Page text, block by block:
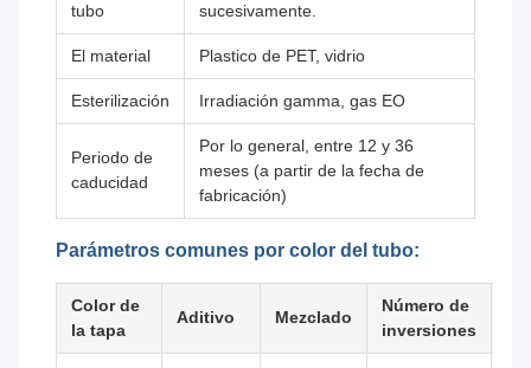
tubo
sucesivamente.
El material Plastico de PET, vidrio
Esterilización Irradiación gamma, gas EO
Periodo de
caducidad
Por lo general, entre 12 y 36
meses (a partir de la fecha de
fabricación)
Parámetros comunes por color del tubo:
Color de
la tapa
Aditivo Mezclado
Número de
inversiones